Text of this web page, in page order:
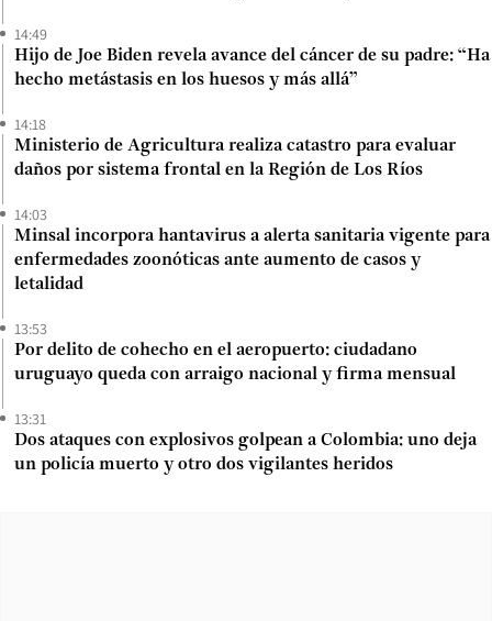
14:49
Hijo de Joe Biden revela avance del cáncer de su padre: “Ha
hecho metástasis en los huesos y más allá”
14:18
Ministerio de Agricultura realiza catastro para evaluar
daños por sistema frontal en la Región de Los Ríos
14:03
Minsal incorpora hantavirus a alerta sanitaria vigente para
enfermedades zoonóticas ante aumento de casos y
letalidad
13:53
Por delito de cohecho en el aeropuerto: ciudadano
uruguayo queda con arraigo nacional y firma mensual
13:31
Dos ataques con explosivos golpean a Colombia: uno deja
un policía muerto y otro dos vigilantes heridos